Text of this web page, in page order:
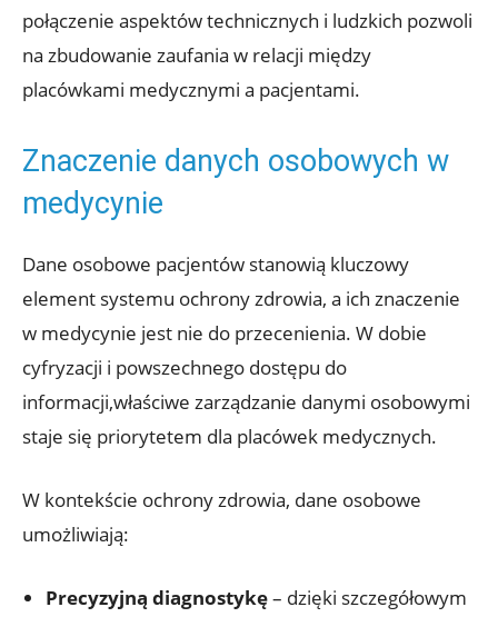
połączenie aspektów technicznych i ludzkich pozwoli
na zbudowanie zaufania w relacji między
placówkami medycznymi a pacjentami.
Znaczenie danych osobowych w
medycynie
Dane osobowe pacjentów stanowią kluczowy
element systemu ochrony zdrowia, a ich znaczenie
w medycynie jest nie do przecenienia. W dobie
cyfryzacji i powszechnego dostępu do
informacji,właściwe zarządzanie danymi osobowymi
staje się priorytetem dla placówek medycznych.
W kontekście ochrony zdrowia, dane osobowe
umożliwiają:
Precyzyjną diagnostykę– dzięki szczegółowym